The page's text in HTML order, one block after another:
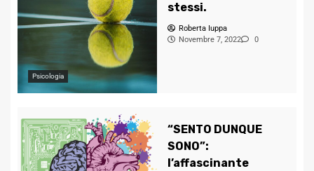
Psicologia
stessi.
Roberta Iuppa
Novembre 7, 2022
0
“SENTO DUNQUE
SONO”:
l’affascinante